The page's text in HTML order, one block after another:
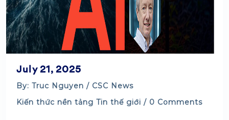
July 21, 2025
By: Truc Nguyen / CSC News
Kiến thức nền tảng Tin thế giới / 0 Comments